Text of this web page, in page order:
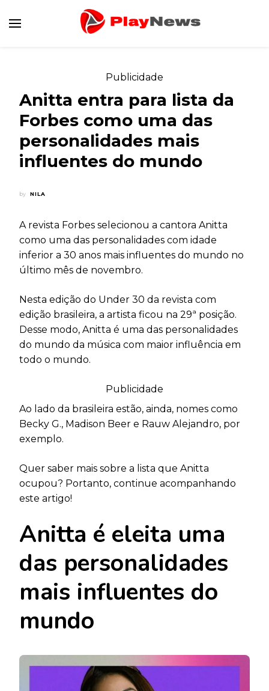
Publicidade
Anitta entra para lista da
Forbes como uma das
personalidades mais
influentes do mundo
by NILA
A revista Forbes selecionou a cantora Anitta
como uma das personalidades com idade
inferior a 30 anos mais influentes do mundo no
último mês de novembro.
Nesta edição do Under 30 da revista com
edição brasileira, a artista ficou na 29ª posição.
Desse modo, Anitta é uma das personalidades
do mundo da música com maior influência em
todo o mundo.
Publicidade
Ao lado da brasileira estão, ainda, nomes como
Becky G., Madison Beer e Rauw Alejandro, por
exemplo.
Quer saber mais sobre a lista que Anitta
ocupou? Portanto, continue acompanhando
este artigo!
Anitta é eleita uma
das personalidades
mais influentes do
mundo